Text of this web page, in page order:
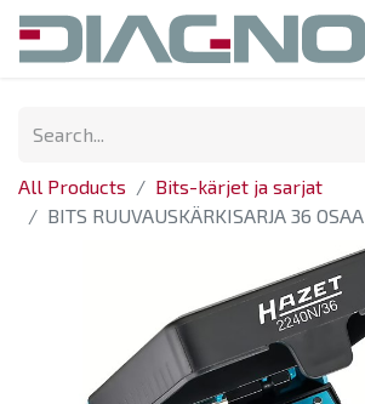
All Products
Bits-kärjet ja sarjat
BITS RUUVAUSKÄRKISARJA 36 OSAA